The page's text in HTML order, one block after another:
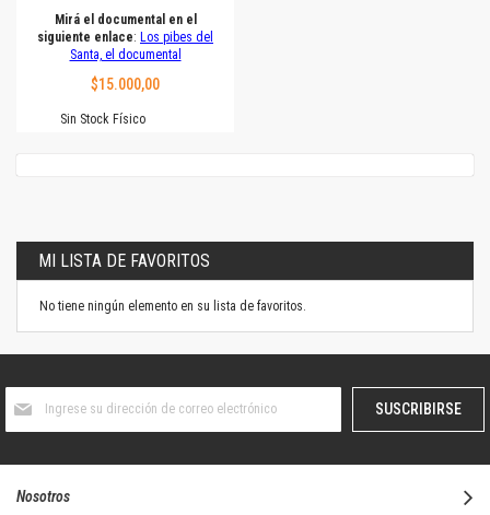
Mirá el documental en el
siguiente enlace: Los pibes del
Santa, el documental
$15.000,00
Sin Stock Físico
MI LISTA DE FAVORITOS
No tiene ningún elemento en su lista de favoritos.
boletín
SUSCRIBIRSE
Nosotros